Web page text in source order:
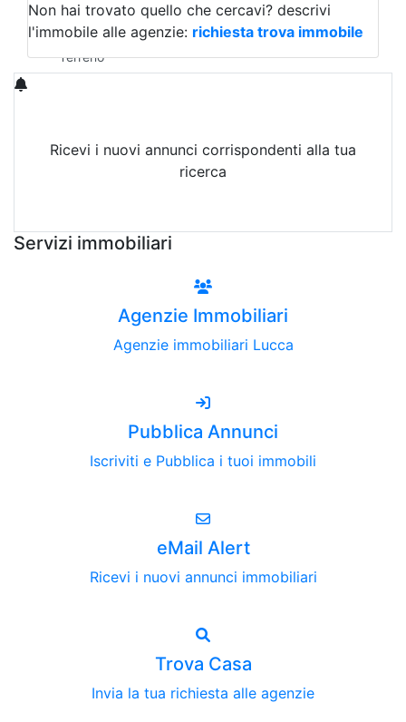
Qualsiasi
Terreno edificabile
Terreno
Non hai trovato quello che cercavi? descrivi
l'immobile alle agenzie: richiesta trova immobile
Ricevi i nuovi annunci corrispondenti alla tua
ricerca
Servizi immobiliari
Agenzie Immobiliari
Agenzie immobiliari Lucca
Pubblica Annunci
Iscriviti e Pubblica i tuoi immobili
eMail Alert
Ricevi i nuovi annunci immobiliari
Trova Casa
Invia la tua richiesta alle agenzie